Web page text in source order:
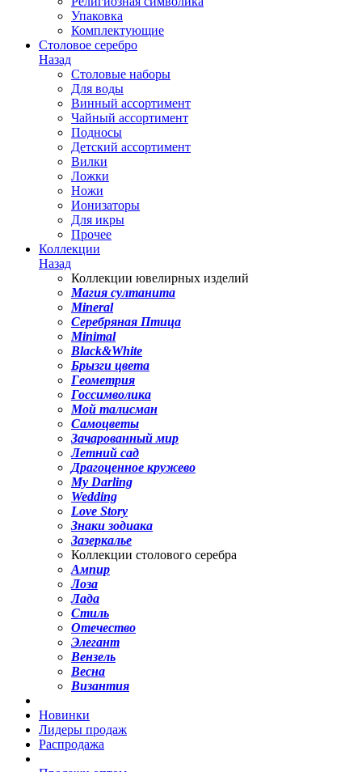
Упаковка
Комплектующие
Столовое серебро
Назад
Столовые наборы
Для воды
Винный ассортимент
Чайный ассортимент
Подносы
Детский ассортимент
Вилки
Ложки
Ножи
Ионизаторы
Для икры
Прочее
Коллекции
Назад
Коллекции ювелирных изделий
Магия султанита
Mineral
Серебряная Птица
Minimal
Black&White
Брызги цвета
Геометрия
Госсимволика
Мой талисман
Самоцветы
Зачарованный мир
Летний сад
Драгоценное кружево
My Darling
Wedding
Love Story
Знаки зодиака
Зазеркалье
Коллекции столового серебра
Ампир
Лоза
Лада
Стиль
Отечество
Элегант
Вензель
Весна
Византия
Новинки
Лидеры продаж
Распродажа